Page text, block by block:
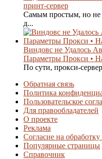
принт-сервер
Самым простым, но не
д...
Виндовс не Удалось
Параметры Прокси •
По сути, прокси-
Обратная связь
Политика
Пользовательское
Для правообладателей
О проекте
Реклама
Согласие на
Популярные страницы
Справочник